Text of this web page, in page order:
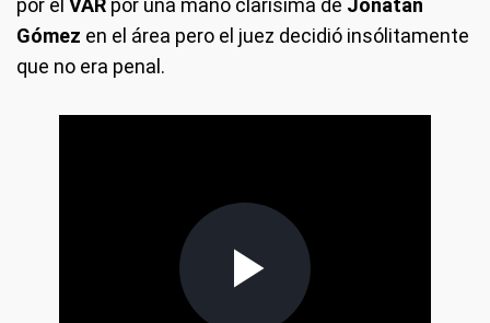
por el VAR por una mano clarísima de Jonatan
Gómez en el área pero el juez decidió insólitamente
que no era penal.